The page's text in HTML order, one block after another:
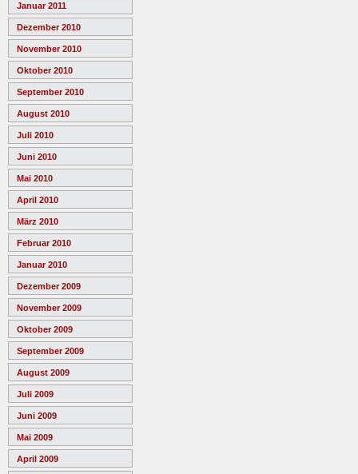
Januar 2011
Dezember 2010
November 2010
Oktober 2010
September 2010
August 2010
Juli 2010
Juni 2010
Mai 2010
April 2010
März 2010
Februar 2010
Januar 2010
Dezember 2009
November 2009
Oktober 2009
September 2009
August 2009
Juli 2009
Juni 2009
Mai 2009
April 2009